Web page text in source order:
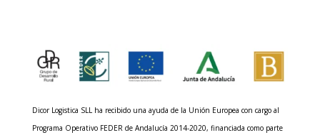
Dicor Logistica SLL ha recibido una ayuda de la Unión Europea con cargo al
Programa Operativo FEDER de Andalucía 2014-2020, financiada como parte